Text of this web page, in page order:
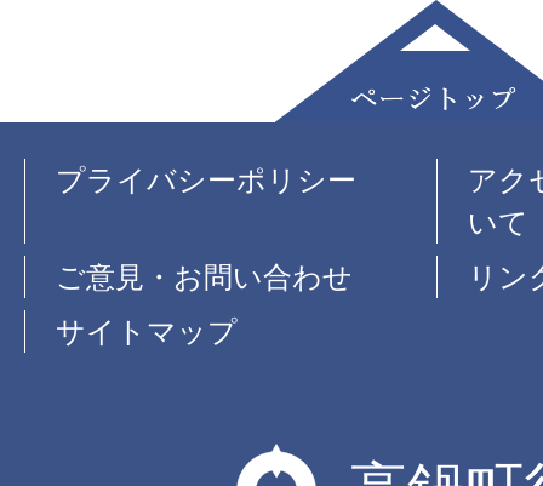
プライバシーポリシー
アク
いて
ご意見・お問い合わせ
リン
サイトマップ